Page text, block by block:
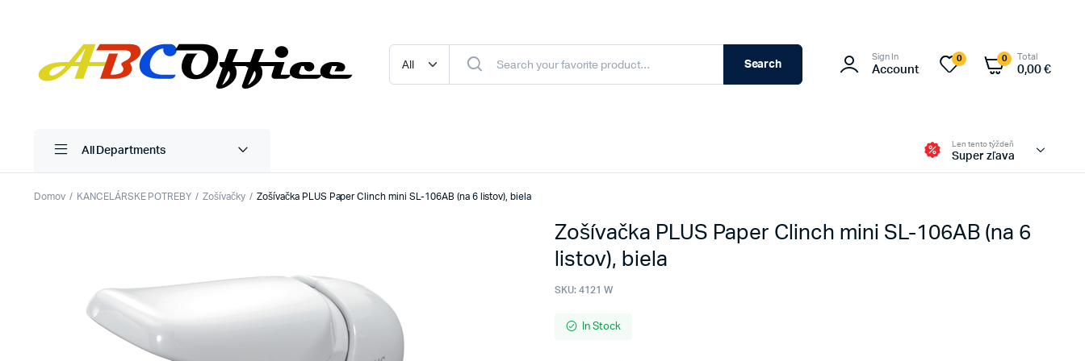
Search
Sign In
Account
0 0 Total
0,00€
All Departments
Len tento týždeň
Super zľava
Domov KANCELÁRSKE POTREBY Zošívačky Zošívačka PLUS Paper Clinch mini SL-106AB (na 6 listov), biela
Zošívačka PLUS Paper Clinch mini SL-106AB (na 6
listov), biela
SKU: 4121 W
In Stock